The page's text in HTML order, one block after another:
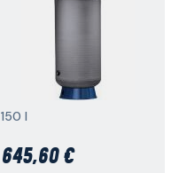
150 l
645,60 €